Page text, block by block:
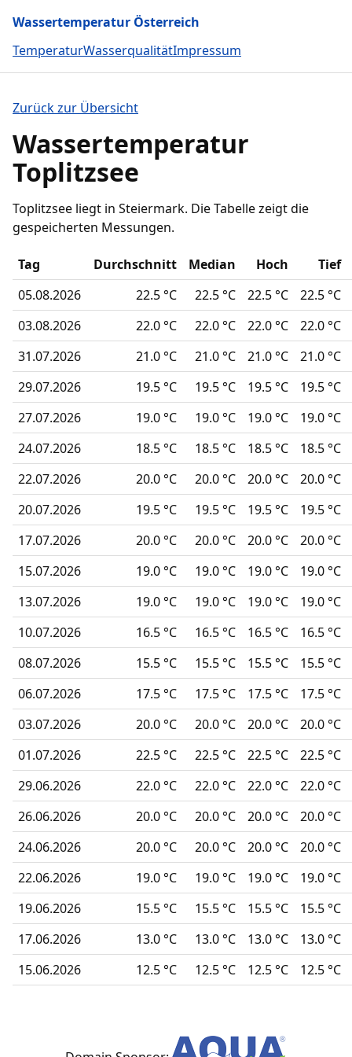
Wassertemperatur Österreich
TemperaturWasserqualitätImpressum
Zurück zur Übersicht
Wassertemperatur
Toplitzsee
Toplitzsee liegt in Steiermark. Die Tabelle zeigt die
gespeicherten Messungen.
Tag Durchschnitt Median Hoch
Tief
05.08.2026
22.5 °C 22.5 °C 22.5 °C
22.5 °C
03.08.2026
22.0 °C 22.0 °C 22.0 °C
22.0 °C
31.07.2026
21.0 °C 21.0 °C 21.0 °C
21.0 °C
29.07.2026
19.5 °C 19.5 °C 19.5 °C
19.5 °C
27.07.2026
19.0 °C 19.0 °C 19.0 °C
19.0 °C
24.07.2026
18.5 °C 18.5 °C 18.5 °C
18.5 °C
22.07.2026
20.0 °C 20.0 °C 20.0 °C
20.0 °C
20.07.2026
19.5 °C 19.5 °C 19.5 °C
19.5 °C
17.07.2026
20.0 °C 20.0 °C 20.0 °C
20.0 °C
15.07.2026
19.0 °C 19.0 °C 19.0 °C
19.0 °C
13.07.2026
19.0 °C 19.0 °C 19.0 °C
19.0 °C
10.07.2026
16.5 °C 16.5 °C 16.5 °C
16.5 °C
08.07.2026
15.5 °C 15.5 °C 15.5 °C
15.5 °C
06.07.2026
17.5 °C 17.5 °C 17.5 °C
17.5 °C
03.07.2026
20.0 °C 20.0 °C 20.0 °C
20.0 °C
01.07.2026
22.5 °C 22.5 °C 22.5 °C
22.5 °C
29.06.2026
22.0 °C 22.0 °C 22.0 °C
22.0 °C
26.06.2026
20.0 °C 20.0 °C 20.0 °C
20.0 °C
24.06.2026
20.0 °C 20.0 °C 20.0 °C
20.0 °C
22.06.2026
19.0 °C 19.0 °C 19.0 °C
19.0 °C
19.06.2026
15.5 °C 15.5 °C 15.5 °C
15.5 °C
17.06.2026
13.0 °C 13.0 °C 13.0 °C
13.0 °C
15.06.2026
12.5 °C 12.5 °C 12.5 °C 12.5 °C